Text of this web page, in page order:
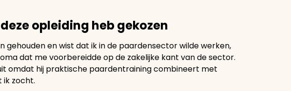
opleiding heb gekozen
gehouden en wist dat ik in de paardensector wilde werken,
dat me voorbereidde op de zakelijke kant van de sector.
omdat hij praktische paardentraining combineert met
ik zocht.